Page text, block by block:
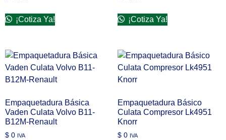
¡Cotiza Ya! ¡Cotiza Ya!
Empaquetadura Básica
Vaden Culata Volvo B11-
B12M-Renault
$ 0 IVA
Empaquetadura Básico
Culata Compresor Lk4951
Knorr
$0 IVA